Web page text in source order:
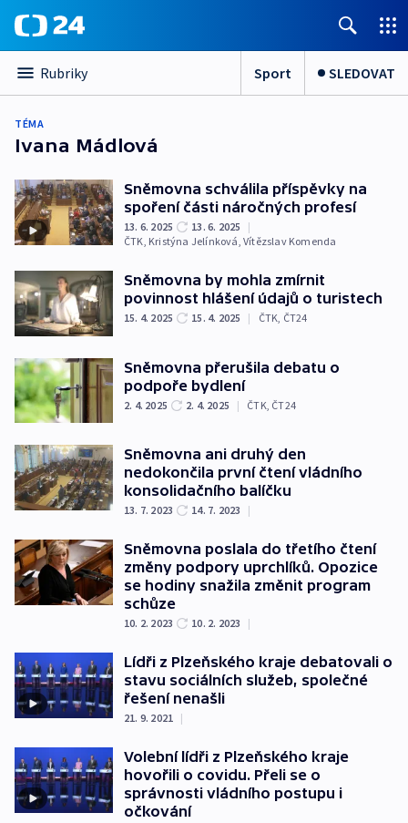
Rubriky Sport SLEDOVAT
TÉMA
Ivana Mádlová
Sněmovna schválila příspěvky na
spoření části náročných profesí
13. 6. 2025 13. 6. 2025
|
ČTK, Kristýna Jelínková,Vítězslav Komenda
Sněmovna by mohla zmírnit
povinnost hlášení údajů o turistech
15. 4. 2025 15. 4. 2025 | ČTK, ČT24
Sněmovna přerušila debatu o
podpoře bydlení
2. 4. 2025 2. 4. 2025 | ČTK ČT24
Sněmovna ani druhý den
nedokončila první čtení vládního
konsolidačního balíčku
13. 7. 2023 14. 7. 2023 |
Sněmovna poslala do třetího čtení
změny podpory uprchlíků. Opozice
se hodiny snažila změnit program
schůze
10. 2. 2023 10. 2. 2023 |
Lídři z Plzeňského kraje debatovali o
stavu sociálních služeb, společné
řešení nenašli
21. 9. 2021 |
Volební lídři z Plzeňského kraje
hovořili o covidu. Přeli se o
správnosti vládního postupu i
očkování